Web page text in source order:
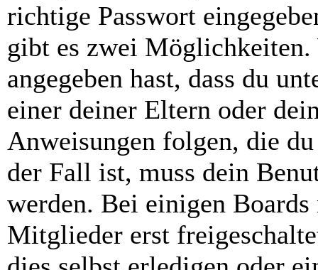
richtige Passwort
gibt es zwei
angegeben hast, dass du
einer deiner Eltern oder
Anweisungen folgen, die
der Fall ist, muss dein
werden. Bei einigen Boards
Mitglieder erst